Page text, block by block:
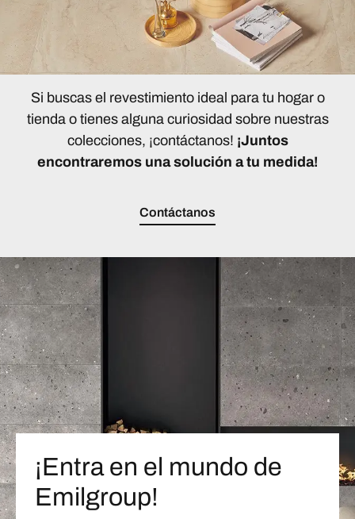
Si buscas el revestimiento ideal para tu hogar o
tienda o tienes alguna curiosidad sobre nuestras
colecciones, ¡contáctanos! ¡Juntos
encontraremos una solución a tu medida!
Contáctanos
¡Entra en el mundo de
Emilgroup!